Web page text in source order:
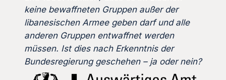
keine bewaffneten Gruppen außer der
libanesischen Armee geben darf und alle
anderen Gruppen entwaffnet werden
müssen. Ist dies nach Erkenntnis der
Bundesregierung geschehen – ja oder nein?